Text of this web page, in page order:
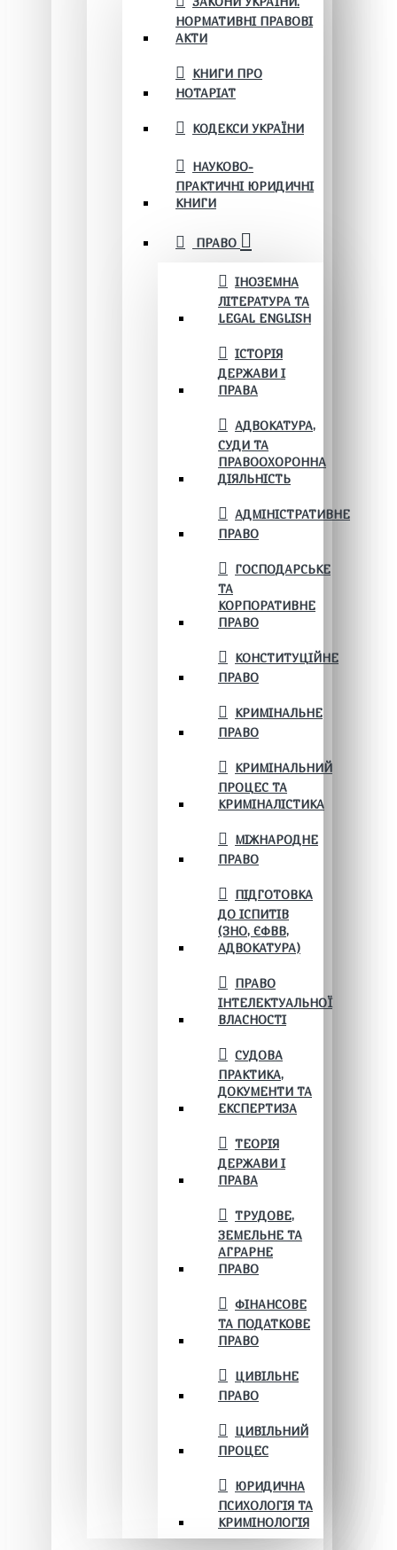
НОРМАТИВНІ ПРАВОВІ
АКТИ
КНИГИ ПРО
НОТАРІАТ
КОДЕКСИ УКРАЇНИ
НАУКОВО-
ПРАКТИЧНІ ЮРИДИЧНІ
КНИГИ
ПРАВО
ІНОЗЕМНА
ЛІТЕРАТУРА ТА
LEGAL ENGLISH
ІСТОРІЯ
ДЕРЖАВИ І
ПРАВА
АДВОКАТУРА,
СУДИ ТА
ПРАВООХОРОННА
ДІЯЛЬНІСТЬ
АДМІНІСТРАТИВНЕ
ПРАВО
ГОСПОДАРСЬКЕ
ТА
КОРПОРАТИВНЕ
ПРАВО
КОНСТИТУЦІЙНЕ
ПРАВО
КРИМІНАЛЬНЕ
ПРАВО
КРИМІНАЛЬНИЙ
ПРОЦЕС ТА
КРИМІНАЛІСТИКА
МІЖНАРОДНЕ
ПРАВО
ПІДГОТОВКА
ДО ІСПИТІВ
(ЗНО, ЄФВВ,
АДВОКАТУРА)
ПРАВО
ІНТЕЛЕКТУАЛЬНОЇ
ВЛАСНОСТІ
СУДОВА
ПРАКТИКА,
ДОКУМЕНТИ ТА
ЕКСПЕРТИЗА
ТЕОРІЯ
ДЕРЖАВИ І
ПРАВА
ТРУДОВЕ,
ЗЕМЕЛЬНЕ ТА
АГРАРНЕ
ПРАВО
ФІНАНСОВЕ
ТА ПОДАТКОВЕ
ПРАВО
ЦИВІЛЬНЕ
ПРАВО
ЦИВІЛЬНИЙ
ПРОЦЕС
ЮРИДИЧНА
ПСИХОЛОГІЯ ТА
КРИМІНОЛОГІЯ